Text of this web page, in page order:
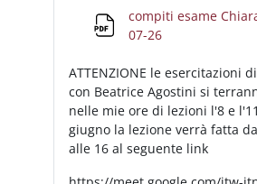
compiti esame
07-26
ATTENZIONE le esercitazioni
con Beatrice Agostini si
nelle mie ore di lezioni l'8 e
giugno la lezione verrà fatta
alle 16 al seguente link